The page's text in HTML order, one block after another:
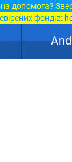
допомога?
фондів: